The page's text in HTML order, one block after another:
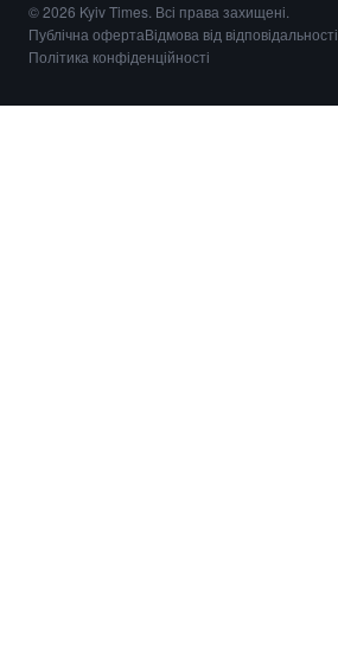
© 2026 Kyiv Times. Всі права захищені.
Публічна офертаВідмова від відповідальності
Політика конфіденційності